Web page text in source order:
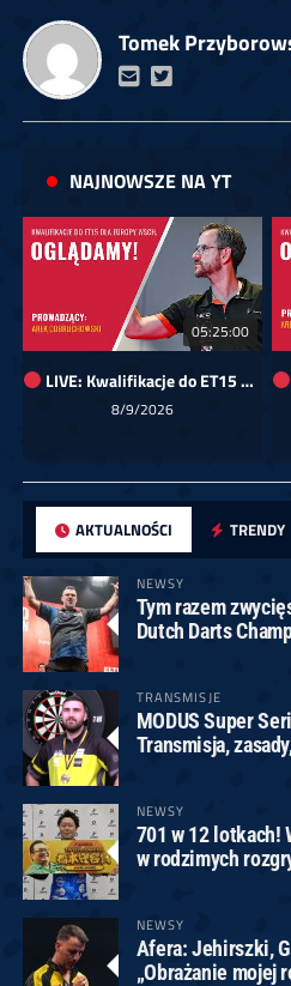
Tomek
NAJNOWSZE NA YT
05:25:00
LIVE: Kwalifikacje do ET15 dla Europy Wschodniej
8/9/2026
AKTUALNOŚCI TRENDY
NEWSY
Tym razem
Dutch Darts
TRANSMISJE
MODUS Super
Transmisja,
NEWSY
701 w 12 lotkach!
w rodzimych
NEWSY
Afera: Jehirszki,
„Obrażanie mojej